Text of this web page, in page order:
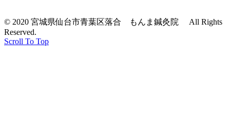
© 2020 宮城県仙台市青葉区落合 もんま鍼灸院 All Rights
Reserved.
Scroll To Top